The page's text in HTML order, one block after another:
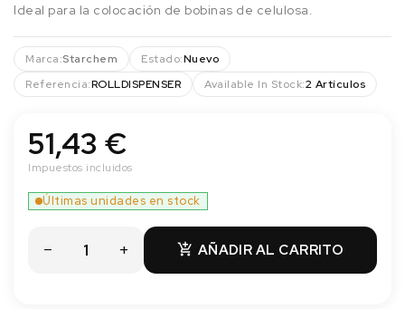
Ideal para la colocación de bobinas de celulosa.
Marca:Starchem Estado:Nuevo
Referencia:ROLLDISPENSER Available In Stock:2 Artículos
51,43 €
Impuestos incluidos
 AÑADIR AL CARRITO
Últimas unidades en stock